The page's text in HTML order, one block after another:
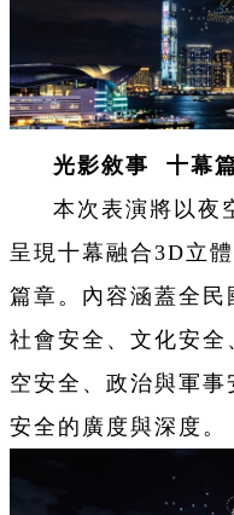
光影敘事 十幕
本次表演將以夜
呈現十幕融合3D立
篇章。內容涵蓋全民
社會安全、文化安
空安全、政治與軍
安全的廣度與深度。